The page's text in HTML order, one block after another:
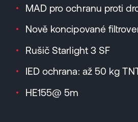
MAD pro ochranu proti
Nově koncipované
Rušič Starlight 3 SF
IED ochrana: až 50 kg
HE155@ 5m